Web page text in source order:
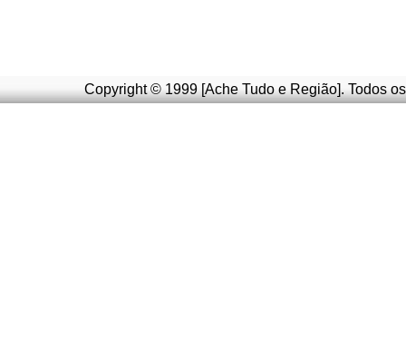
Copyright © 1999 [Ache Tudo e Região]. Todos